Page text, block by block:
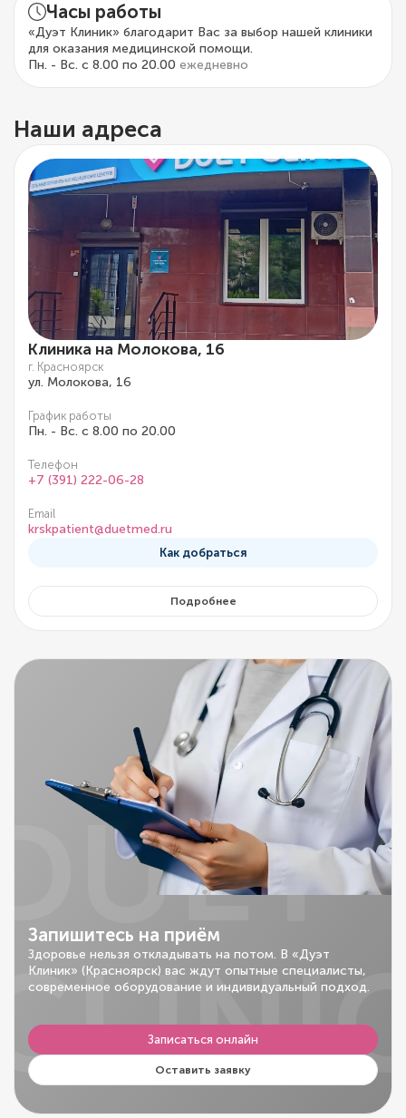
Часы работы
«Дуэт Клиник» благодарит Вас за выбор нашей клиники
для оказания медицинской помощи.
Пн. - Вс. с 8.00 по 20.00 ежедневно
Наши адреса
Клиника на Молокова, 16
г. Красноярск
ул. Молокова, 16
График работы
Пн. - Вс. с 8.00 по 20.00
Телефон
+7 (391) 222-06-28
Email
krskpatient@duetmed.ru
Как добраться
Подробнее
Запишитесь на приём
Здоровье нельзя откладывать на потом. В «Дуэт
Клиник» (Красноярск) вас ждут опытные специалисты,
современное оборудование и индивидуальный подход.
Записаться онлайн
Оставить заявку